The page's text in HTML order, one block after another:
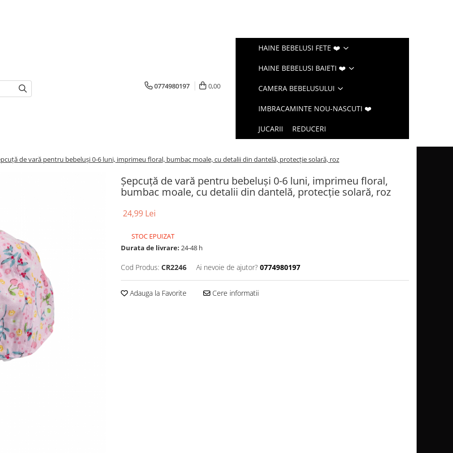
0774980197 0,00
HAINE BEBELUSI FETE ❤️
HAINE BEBELUSI BAIETI ❤️
CAMERA BEBELUSULUI
IMBRACAMINTE NOU-NASCUTI ❤️
JUCARII REDUCERI
de vară pentru bebeluși 0-6 luni, imprimeu floral, bumbac moale, cu detalii din dantelă, protecție solară, roz
Șepcuță de vară pentru bebeluși 0-6 luni, imprimeu floral,
bumbac moale, cu detalii din dantelă, protecție solară, roz
24,99 Lei
STOC EPUIZAT
Durata de livrare: 24-48 h
Cod Produs: CR2246 Ai nevoie de ajutor? 0774980197
Adauga la Favorite Cere informatii